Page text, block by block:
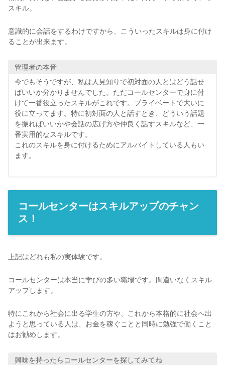
スキル。
意識的に会話をするわけですから、こういったスキルは身に付け
ることが出来ます。
管理者の本音
今でもそうですが、私は人見知りで初対面の人とはどう話せ
ばいいか分かりませんでした。ただコールセンターで身に付
けて一番役立ったスキルがこれです。プライベートで大いに
役に立ってます。特に初対面の人と話すとき、どういう話題
を振ればいいかや会話の広げ方や仲良く話すスキルなど、一
番実用的なスキルです。
これのスキルを身に付けるためにアルバイトしている人もい
ます。
コールセンターはスキルアップのチャン
ス！
上記はどれも私の実体験です。
コールセンターは本当に学びの多い職場です。間違いなくスキル
アップします。
特にこれから社会に出る学生の方や、これから本格的に社会へ出
ようと思っている人は、お金を稼ぐことと同時に勉強で働くこと
はお勧めします。
興味を持ったらコールセンターを探してみてね